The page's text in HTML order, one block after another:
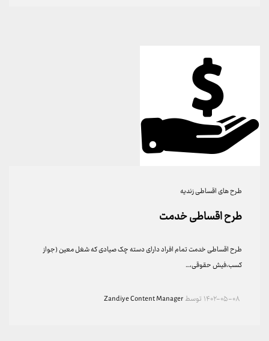
طرح های اقساطی زندیه
طرح اقساطی خدمت
طرح اقساطی خدمت تمام افراد دارای دسته چک صیادی که شغل معین (جواز
کسب،فیش حقوقی،…
۱۴۰۲-۰۵-۰۸ توسطZandiye Content Manager